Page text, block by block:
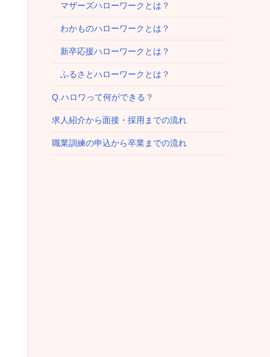
マザーズハローワークとは？
わかものハローワークとは？
新卒応援ハローワークとは？
ふるさとハローワークとは？
Q.ハロワって何ができる？
求人紹介から面接・採用までの流れ
職業訓練の申込から卒業までの流れ